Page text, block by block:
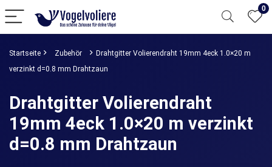
0
Startseite Zubehör
Drahtgitter Volierendraht 19mm 4eck 1.0×20 m
verzinkt d=0.8 mm Drahtzaun
Drahtgitter Volierendraht
19mm 4eck 1.0×20 m verzinkt
d=0.8 mm Drahtzaun